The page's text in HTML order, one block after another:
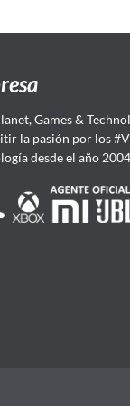
Games &
la pasión por los
desde el año